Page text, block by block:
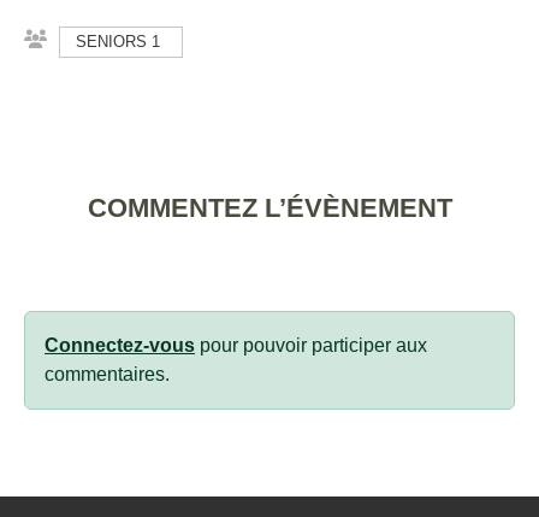
SENIORS 1
COMMENTEZ L’ÉVÈNEMENT
Connectez-vous pour pouvoir participer aux
commentaires.